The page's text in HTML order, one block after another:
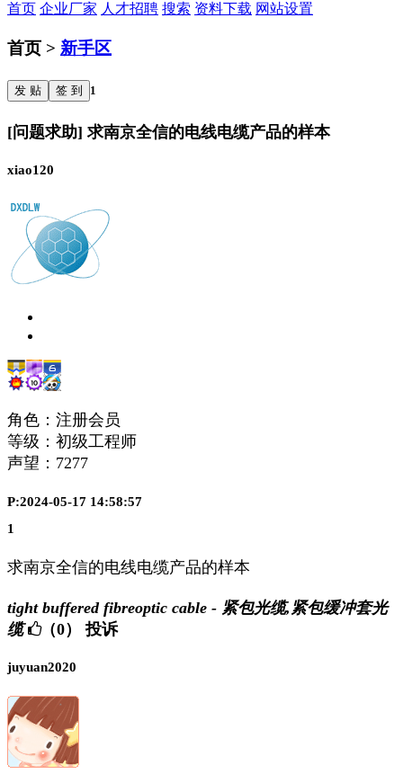
首页 企业厂家 人才招聘 搜索 资料下载 网站设置
首页 > 新手区
发 贴 签 到 1
[问题求助] 求南京全信的电线电缆产品的样本
xiao120
角色：注册会员
等级：初级工程师
声望： 7277
P:2024-05-17 14:58:57
1
求南京全信的电线电缆产品的样本
tight buffered fibreoptic cable - 紧包光缆,紧包缓冲套光
缆
（0） 投诉
juyuan2020